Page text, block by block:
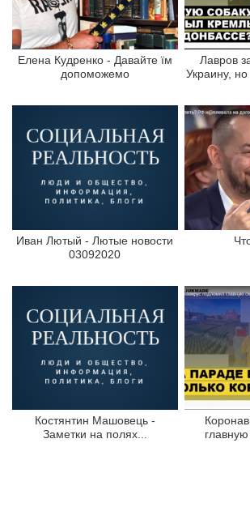
Елена Кудренко - Давайте їм
допоможемо
Лавров
Украину,
Иван Лютый - Лютые новости
03092020
Костянтин Машовець -
Заметки на полях...